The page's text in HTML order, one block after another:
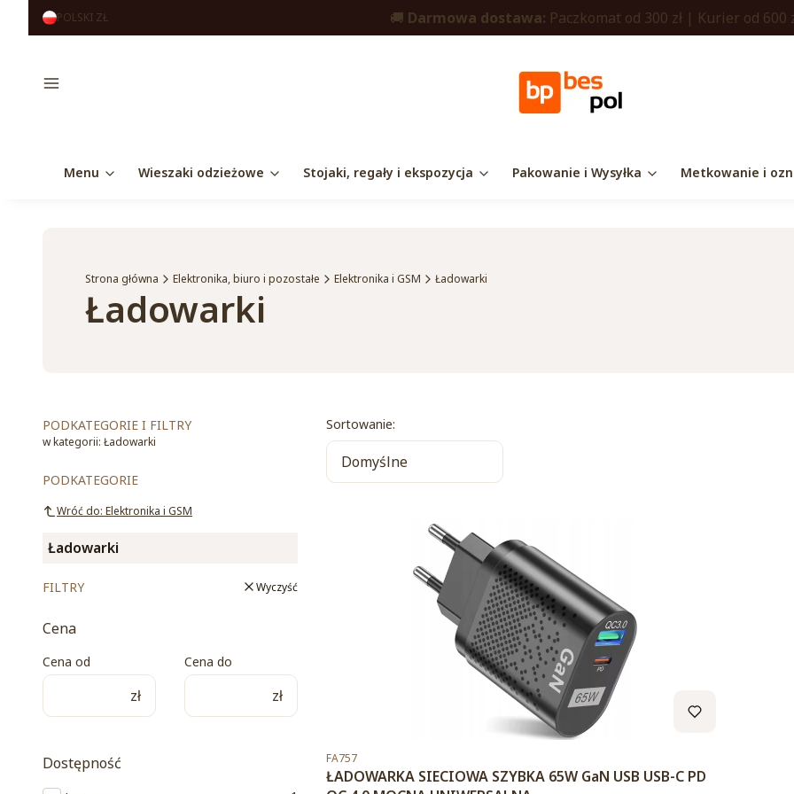
POLSKI ZŁ 🚚 Darmowa dostawa: Paczkomat od 300 zł | Kurier od 600
Menu
Menu Wieszaki odzieżowe Stojaki, regały i ekspozycja Pakowanie i Wysyłka Metkowanie i
Strona główna Elektronika, biuro i pozostałe Elektronika i GSM Ładowarki
Ładowarki
PODKATEGORIE I FILTRY
w kategorii: Ładowarki
PODKATEGORIE
Wróć do: Elektronika i GSM
Ładowarki
FILTRY Wyczyść
Cena
Cena od
zł
Cena do
zł
Dostępność
Lista produktów
Sortowanie:
Domyślne
Kod produktu
FA757
ŁADOWARKA SIECIOWA SZYBKA 65W GaN USB USB-C PD